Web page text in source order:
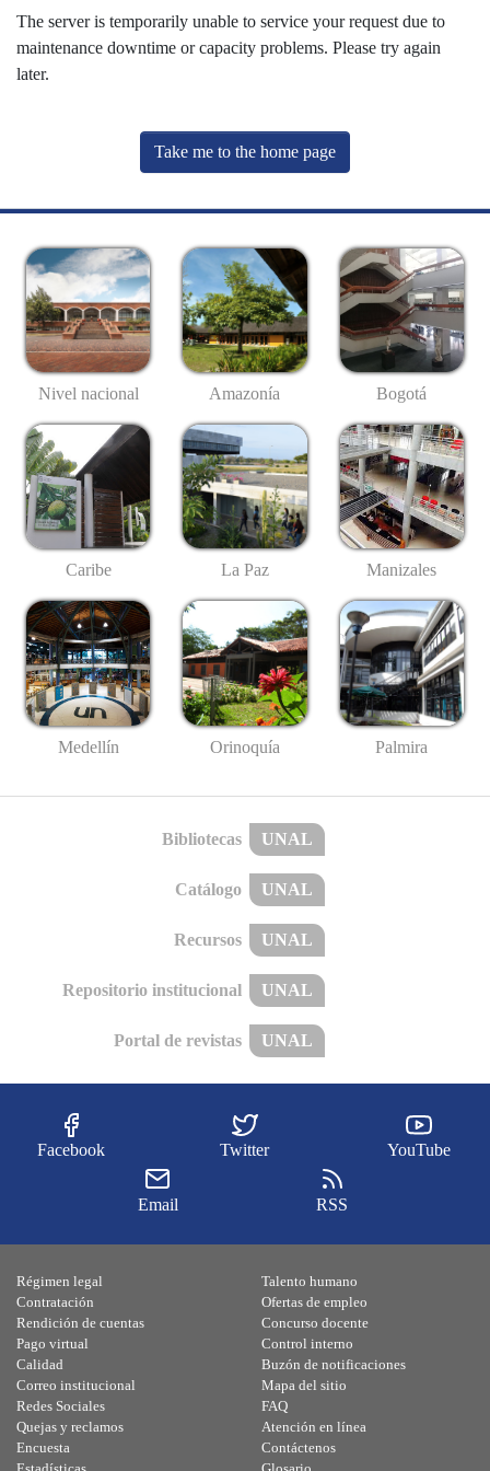
The server is temporarily unable to service your request due to
maintenance downtime or capacity problems. Please try again
later.
Take me to the home page
Nivel nacional Amazonía Bogotá
Caribe La Paz Manizales
Medellín Orinoquía Palmira
Bibliotecas UNAL
Catálogo UNAL
Recursos UNAL
Repositorio institucional UNAL
Portal de revistas UNAL
Facebook Twitter YouTube
Email RSS
Régimen legal
Contratación
Rendición de cuentas
Pago virtual
Calidad
Talento humano
Ofertas de empleo
Concurso docente
Control interno
Buzón de notificaciones
Correo institucional
Redes Sociales
Quejas y reclamos
Encuesta
Mapa del sitio
FAQ
Atención en línea
Contáctenos